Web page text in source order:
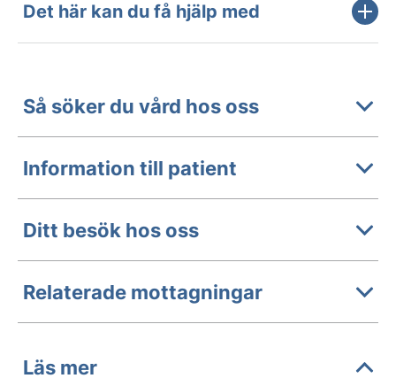
Det här kan du få hjälp med
Så söker du vård hos oss
Information till patient
Ditt besök hos oss
Relaterade mottagningar
Läs mer